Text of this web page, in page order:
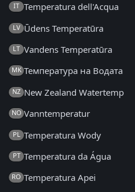
IT Temperatura dell'Acqua
LV Ūdens Temperatūra
LT Vandens Temperatūra
MK Температура на Водата
NZ New Zealand Watertemp
NO Vanntemperatur
PL Temperatura Wody
PT Temperatura da Água
RO Temperatura Apei